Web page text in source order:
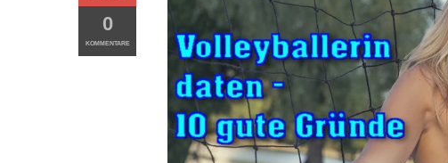
0
KOMMENTARE